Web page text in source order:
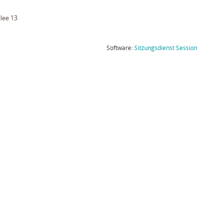
13
Software:SitzungsdienstSession(Wird in